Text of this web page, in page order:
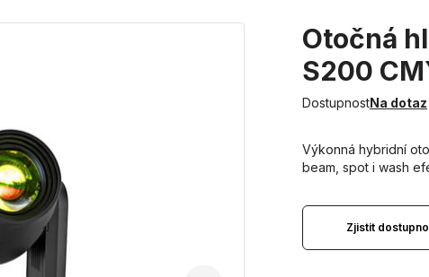
Otočná
S200
DostupnostNa dotaz
Výkonná hybridní
beam, spot i wash
Zjistit